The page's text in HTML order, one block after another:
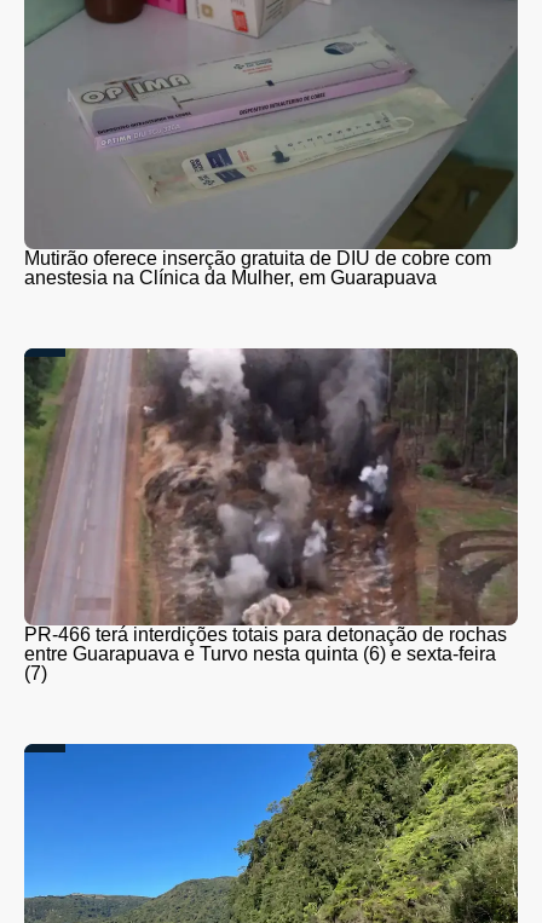
Mutirão oferece inserção gratuita de DIU de cobre com
anestesia na Clínica da Mulher, em Guarapuava
PR-466 terá interdições totais para detonação de rochas
entre Guarapuava e Turvo nesta quinta (6) e sexta-feira
(7)